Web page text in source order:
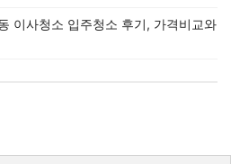
이사청소 입주청소 후기, 가격비교와